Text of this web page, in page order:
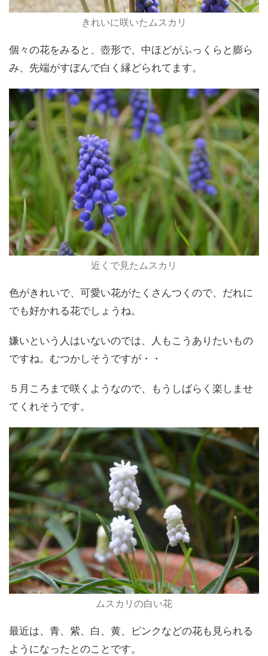
きれいに咲いたムスカリ
個々の花をみると、壺形で、中ほどがふっくらと膨ら
み、先端がすぼんで白く縁どられてます。
近くで見たムスカリ
色がきれいで、可愛い花がたくさんつくので、だれに
でも好かれる花でしょうね。
嫌いという人はいないのでは、人もこうありたいもの
ですね。むつかしそうですが・・
５月ころまで咲くようなので、もうしばらく楽しませ
てくれそうです。
ムスカリの白い花
最近は、青、紫、白、黄、ピンクなどの花も見られる
ようになったとのことです。